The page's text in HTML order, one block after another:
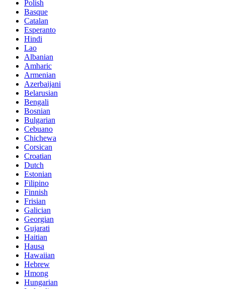
Polish
Basque
Catalan
Esperanto
Hindi
Lao
Albanian
Amharic
Armenian
Azerbaijani
Belarusian
Bengali
Bosnian
Bulgarian
Cebuano
Chichewa
Corsican
Croatian
Dutch
Estonian
Filipino
Finnish
Frisian
Galician
Georgian
Gujarati
Haitian
Hausa
Hawaiian
Hebrew
Hmong
Hungarian